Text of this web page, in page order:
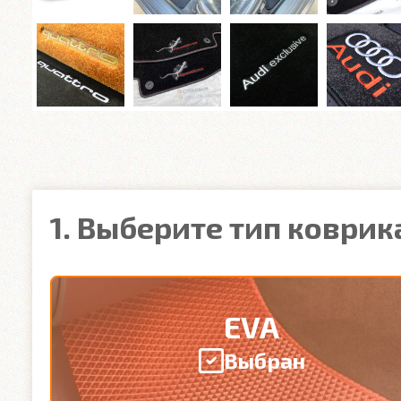
1. Выберите тип
EVA
Выбран